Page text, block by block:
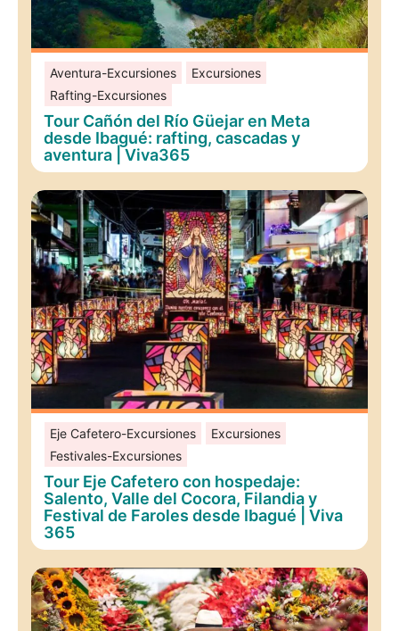
Aventura-Excursiones
Excursiones
Rafting-Excursiones
Tour Cañón del Río Güejar en Meta
desde Ibagué: rafting, cascadas y
aventura | Viva365
Eje Cafetero-Excursiones
Excursiones
Festivales-Excursiones
Tour Eje Cafetero con hospedaje:
Salento, Valle del Cocora, Filandia y
Festival de Faroles desde Ibagué | Viva
365